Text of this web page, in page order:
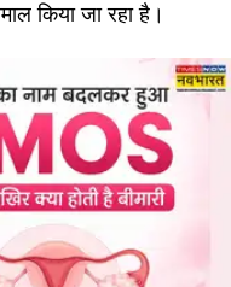
किया जा रहा है।